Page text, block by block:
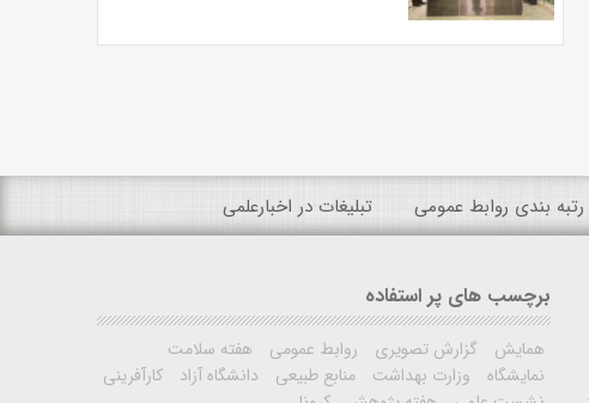
رتبه بندی روابط عمومی تبلیغات در اخبارعلمی
برچسب های پر استفاده
همایش گزارش تصویری روابط عمومی
هفته سلامت
نمایشگاه
وزارت بهداشت منابع طبیعی دانشگاه آزاد
کارآفرینی